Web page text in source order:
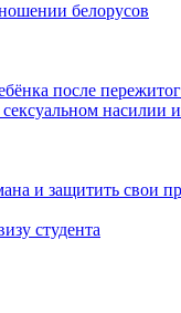
белорусов
после
насилии
и защитить свои
студента